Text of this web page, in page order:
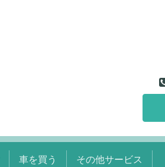
車を買う その他サービス